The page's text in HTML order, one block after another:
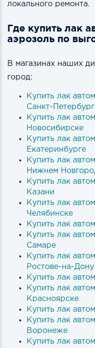
локального ремонта.
Где купить лак
аэрозоль по
В магазинах наших
город:
Купить лак
Санкт-
Купить лак
Новосибирске
Купить лак
Екатеринбурге
Купить лак
Нижнем
Купить лак
Казани
Купить лак
Челябинске
Купить лак
Купить лак
Самаре
Купить лак
Ростове-на-Дону
Купить лак
Купить лак
Красноярске
Купить лак
Купить лак
Воронеже
Купить лак